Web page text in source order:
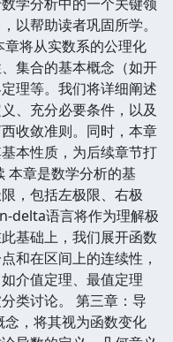
以帮助读者巩固所学。
将从实数系的公理化
集合的基本概念（如开
理等。我们将详细阐述
、充分必要条件，以及
收敛准则。同时，本章
本性质，为后续章节打
本章是数学分析的基
，包括左极限、右极
delta语言将作为理解极
基础上，我们展开函数
和在区间上的连续性，
介值定理、最值定理
类讨论。 第三章：导
，将其视为函数变化